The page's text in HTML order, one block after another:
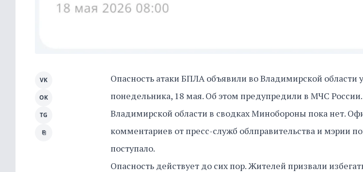
Опасность атаки БПЛА объявили во Владимирской области
понедельника, 18 мая. Об этом предупредили в МЧС России.
Владимирской области в сводках Минобороны пока нет.
комментариев от пресс-служб облправительства и мэрии
поступало.
Опасность действует до сих пор. Жителей призвали
VK
OK
TG
⎘